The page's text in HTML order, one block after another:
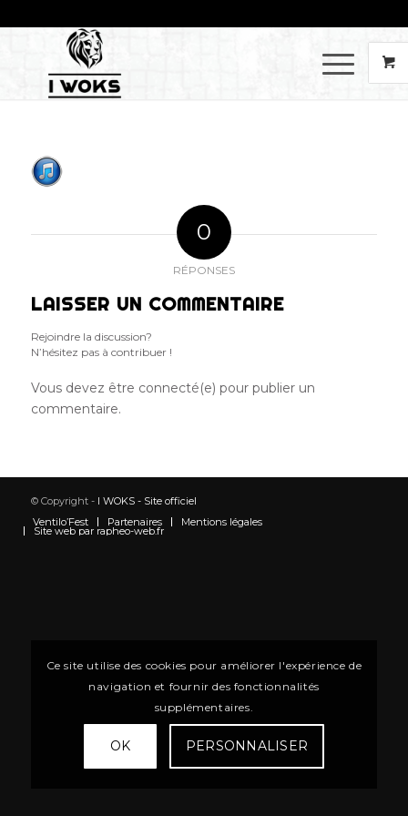
0
RÉPONSES
LAISSER UN COMMENTAIRE
Rejoindre la discussion?
N’hésitez pas à contribuer !
Vous devez être connecté(e) pour publier un
commentaire.
© Copyright - I WOKS - Site officiel
Ventilo’Fest
Partenaires Mentions légales
Site web par rapheo-web.fr
Ce site utilise des cookies pour améliorer l'expérience de
navigation et fournir des fonctionnalités
supplémentaires.
OK PERSONNALISER